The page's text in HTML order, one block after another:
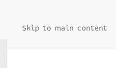
Skip to main content